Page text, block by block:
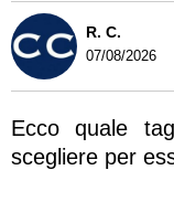
R. C.
07/08/2026
Ecco quale
scegliere per